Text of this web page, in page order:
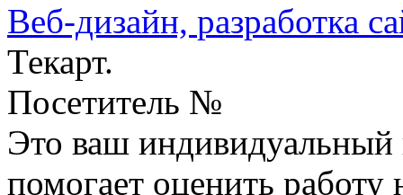
Веб-дизайн, разработка
Текарт.
Посетитель №
Это ваш
помогает оценить работу